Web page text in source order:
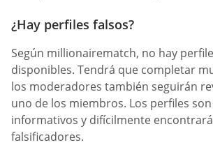
¿Hay perfiles falsos?
Según millionairematch, no hay
disponibles. Tendrá que completar
los moderadores también seguirán
uno de los miembros. Los perfiles
informativos y difícilmente
falsificadores.